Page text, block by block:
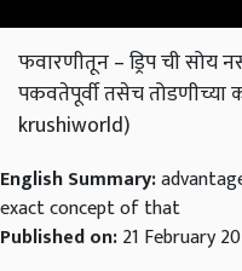
फवारणीतून–ड्रिप ची सोय
पकवतेपूर्वी तसेच तोडणीच्या
krushiworld)
English Summary:
exact concept of that
Published on:21 February